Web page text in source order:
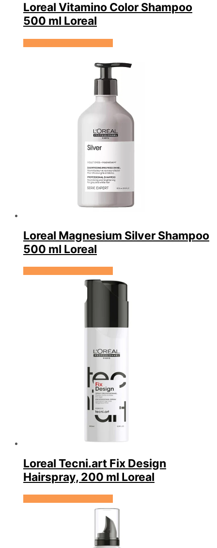
Loreal Vitamino Color Shampoo
500 ml Loreal
Loreal Magnesium Silver Shampoo
500 ml Loreal
Loreal Tecni.art Fix Design
Hairspray, 200 ml Loreal